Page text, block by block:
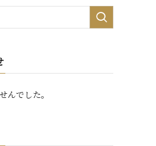
んでした。